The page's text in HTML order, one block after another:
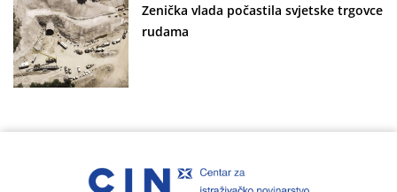
Zenička vlada počastila svjetske trgovce
rudama